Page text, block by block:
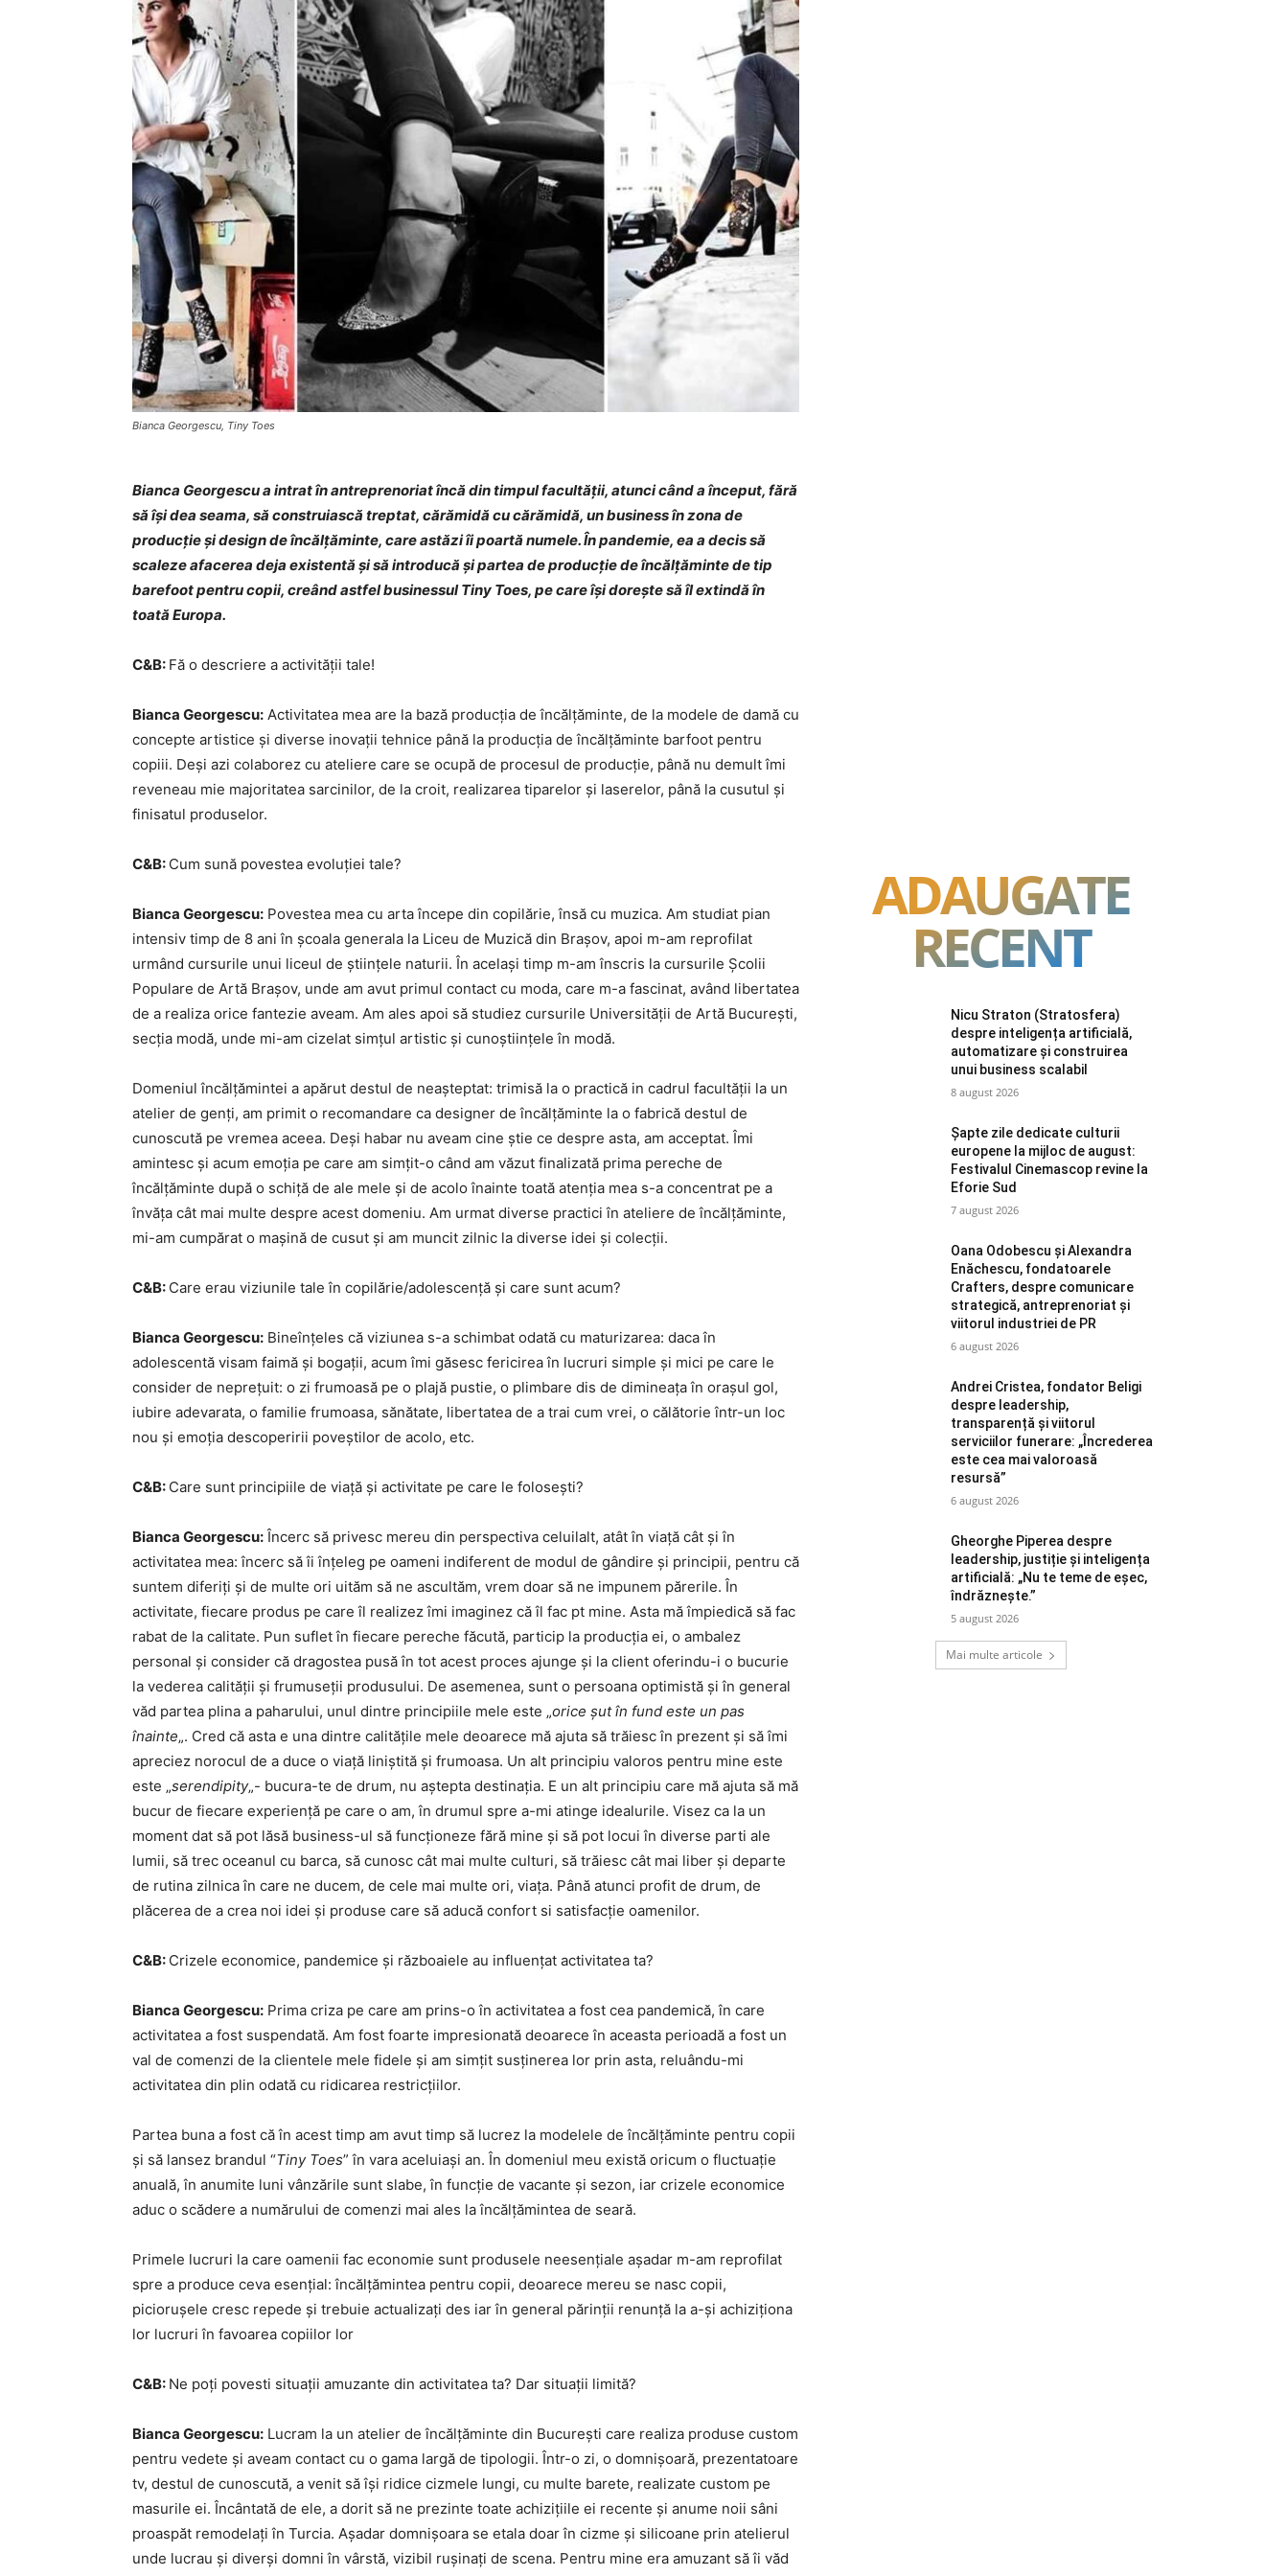
Bianca Georgescu, Tiny Toes
Bianca Georgescu a intrat în antreprenoriat încă din timpul facultăţii, atunci când a început, fără
să îşi dea seama, să construiască treptat, cărămidă cu cărămidă, un business în zona de
producţie şi design de încălţăminte, care astăzi îi poartă numele. În pandemie, ea a decis să
scaleze afacerea deja existentă şi să introducă şi partea de producţie de încălţăminte de tip
barefoot pentru copii, creând astfel businessul Tiny Toes, pe care îşi doreşte să îl extindă în
toată Europa.
C&B: Fă o descriere a activității tale!
Bianca Georgescu: Activitatea mea are la bază producția de încălțăminte, de la modele de damă cu
concepte artistice și diverse inovații tehnice până la producția de încălțăminte barfoot pentru
copiii. Deși azi colaborez cu ateliere care se ocupă de procesul de producție, până nu demult îmi
reveneau mie majoritatea sarcinilor, de la croit, realizarea tiparelor și laserelor, până la cusutul și
finisatul produselor.
C&B: Cum sună povestea evoluției tale?
Bianca Georgescu: Povestea mea cu arta începe din copilărie, însă cu muzica. Am studiat pian
intensiv timp de 8 ani în școala generala la Liceu de Muzică din Brașov, apoi m-am reprofilat
urmând cursurile unui liceul de științele naturii. În același timp m-am înscris la cursurile Școlii
Populare de Artă Brașov, unde am avut primul contact cu moda, care m-a fascinat, având libertatea
de a realiza orice fantezie aveam. Am ales apoi să studiez cursurile Universității de Artă București,
secția modă, unde mi-am cizelat simțul artistic și cunoștiințele în modă.
Domeniul încălțămintei a apărut destul de neașteptat: trimisă la o practică in cadrul facultății la un
atelier de genți, am primit o recomandare ca designer de încălțăminte la o fabrică destul de
cunoscută pe vremea aceea. Deși habar nu aveam cine știe ce despre asta, am acceptat. Îmi
amintesc și acum emoția pe care am simțit-o când am văzut finalizată prima pereche de
încălțăminte după o schiță de ale mele și de acolo înainte toată atenția mea s-a concentrat pe a
învăța cât mai multe despre acest domeniu. Am urmat diverse practici în ateliere de încălțăminte,
mi-am cumpărat o mașină de cusut și am muncit zilnic la diverse idei și colecții.
C&B: Care erau viziunile tale în copilărie/adolescență și care sunt acum?
Bianca Georgescu: Bineînțeles că viziunea s-a schimbat odată cu maturizarea: daca în
adolescentă visam faimă și bogații, acum îmi găsesc fericirea în lucruri simple și mici pe care le
consider de neprețuit: o zi frumoasă pe o plajă pustie, o plimbare dis de dimineața în orașul gol,
iubire adevarata, o familie frumoasa, sănătate, libertatea de a trai cum vrei, o călătorie într-un loc
nou și emoția descoperirii poveștilor de acolo, etc.
C&B: Care sunt principiile de viață și activitate pe care le folosești?
Bianca Georgescu: Încerc să privesc mereu din perspectiva celuilalt, atât în viață cât și în
activitatea mea: încerc să îi înțeleg pe oameni indiferent de modul de gândire și principii, pentru că
suntem diferiți și de multe ori uităm să ne ascultăm, vrem doar să ne impunem părerile. În
activitate, fiecare produs pe care îl realizez îmi imaginez că îl fac pt mine. Asta mă împiedică să fac
rabat de la calitate. Pun suflet în fiecare pereche făcută, particip la producția ei, o ambalez
personal și consider că dragostea pusă în tot acest proces ajunge și la client oferindu-i o bucurie
la vederea calității și frumuseții produsului. De asemenea, sunt o persoana optimistă și în general
văd partea plina a paharului, unul dintre principiile mele este „orice șut în fund este un pas
înainte„. Cred că asta e una dintre calitățile mele deoarece mă ajuta să trăiesc în prezent și să îmi
apreciez norocul de a duce o viață liniștită și frumoasa. Un alt principiu valoros pentru mine este
este „serendipity„- bucura-te de drum, nu aștepta destinația. E un alt principiu care mă ajuta să mă
bucur de fiecare experiență pe care o am, în drumul spre a-mi atinge idealurile. Visez ca la un
moment dat să pot lăsă business-ul să funcționeze fără mine și să pot locui în diverse parti ale
lumii, să trec oceanul cu barca, să cunosc cât mai multe culturi, să trăiesc cât mai liber și departe
de rutina zilnica în care ne ducem, de cele mai multe ori, viața. Până atunci profit de drum, de
plăcerea de a crea noi idei și produse care să aducă confort si satisfacție oamenilor.
C&B: Crizele economice, pandemice și războaiele au influențat activitatea ta?
Bianca Georgescu: Prima criza pe care am prins-o în activitatea a fost cea pandemică, în care
activitatea a fost suspendată. Am fost foarte impresionată deoarece în aceasta perioadă a fost un
val de comenzi de la clientele mele fidele și am simțit susținerea lor prin asta, reluându-mi
activitatea din plin odată cu ridicarea restricțiilor.
Partea buna a fost că în acest timp am avut timp să lucrez la modelele de încălțăminte pentru copii
și să lansez brandul “Tiny Toes” în vara aceluiași an. În domeniul meu există oricum o fluctuație
anuală, în anumite luni vânzările sunt slabe, în funcție de vacante și sezon, iar crizele economice
aduc o scădere a numărului de comenzi mai ales la încălțămintea de seară.
Primele lucruri la care oamenii fac economie sunt produsele neesențiale așadar m-am reprofilat
spre a produce ceva esențial: încălțămintea pentru copii, deoarece mereu se nasc copii,
piciorușele cresc repede și trebuie actualizați des iar în general părinții renunță la a-și achiziționa
lor lucruri în favoarea copiilor lor
C&B: Ne poți povesti situații amuzante din activitatea ta? Dar situații limită?
Bianca Georgescu: Lucram la un atelier de încălțăminte din București care realiza produse custom
pentru vedete și aveam contact cu o gama largă de tipologii. Într-o zi, o domnișoară, prezentatoare
tv, destul de cunoscută, a venit să își ridice cizmele lungi, cu multe barete, realizate custom pe
masurile ei. Încântată de ele, a dorit să ne prezinte toate achizițiile ei recente și anume noii sâni
proaspăt remodelați în Turcia. Așadar domnișoara se etala doar în cizme și silicoane prin atelierul
unde lucrau și diverși domni în vârstă, vizibil rușinați de scena. Pentru mine era amuzant să îi văd
ADAUGATE
RECENT
Nicu Straton (Stratosfera)
despre inteligența artificială,
automatizare și construirea
unui business scalabil
8 august 2026
Șapte zile dedicate culturii
europene la mijloc de august:
Festivalul Cinemascop revine la
Eforie Sud
7 august 2026
Oana Odobescu și Alexandra
Enăchescu, fondatoarele
Crafters, despre comunicare
strategică, antreprenoriat și
viitorul industriei de PR
6 august 2026
Andrei Cristea, fondator Beligi
despre leadership,
transparență și viitorul
serviciilor funerare: „Încrederea
este cea mai valoroasă
resursă”
6 august 2026
Gheorghe Piperea despre
leadership, justiție și inteligența
artificială: „Nu te teme de eșec,
îndrăznește.”
5 august 2026
Mai multe articole